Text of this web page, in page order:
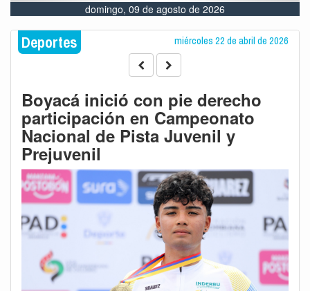
domingo, 09 de agosto de 2026
Deportes miércoles 22 de abril de 2026
Boyacá inició con pie derecho
participación en Campeonato
Nacional de Pista Juvenil y
Prejuvenil